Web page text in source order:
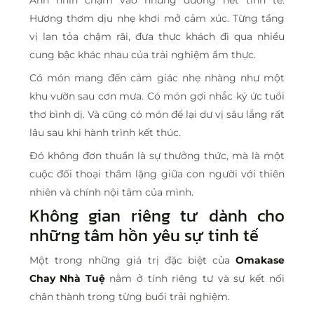
Hương thơm dịu nhẹ khơi mở cảm xúc. Từng tầng
vị lan tỏa chậm rãi, đưa thực khách đi qua nhiều
cung bậc khác nhau của trải nghiệm ẩm thực.
Có món mang đến cảm giác nhẹ nhàng như một
khu vườn sau cơn mưa. Có món gợi nhắc ký ức tuổi
thơ bình dị. Và cũng có món để lại dư vị sâu lắng rất
lâu sau khi hành trình kết thúc.
Đó không đơn thuần là sự thưởng thức, mà là một
cuộc đối thoại thầm lặng giữa con người với thiên
nhiên và chính nội tâm của mình.
Không gian riêng tư dành cho
những tâm hồn yêu sự tinh tế
Một trong những giá trị đặc biệt củaOmakase
Chay Nhà Tuệnằm ở tính riêng tư và sự kết nối
chân thành trong từng buổi trải nghiệm.